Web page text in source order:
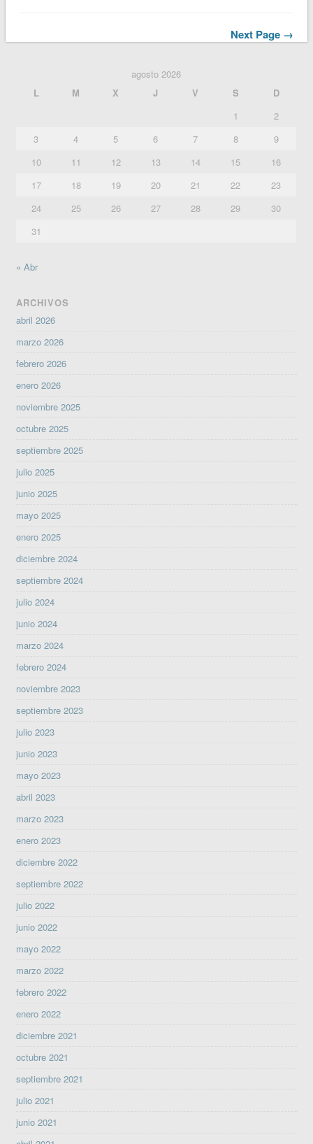
Next Page →
agosto 2026
L
M X J V S
D
1
2
3
4 5 6 7 8
9
10
11 12 13 14 15
16
17
18 19 20 21 22
23
24
25 26 27 28 29
30
31
« Abr
ARCHIVOS
abril 2026
marzo 2026
febrero 2026
enero 2026
noviembre 2025
octubre 2025
septiembre 2025
julio 2025
junio 2025
mayo 2025
enero 2025
diciembre 2024
septiembre 2024
julio 2024
junio 2024
marzo 2024
febrero 2024
noviembre 2023
septiembre 2023
julio 2023
junio 2023
mayo 2023
abril 2023
marzo 2023
enero 2023
diciembre 2022
septiembre 2022
julio 2022
junio 2022
mayo 2022
marzo 2022
febrero 2022
enero 2022
diciembre 2021
octubre 2021
septiembre 2021
julio 2021
junio 2021